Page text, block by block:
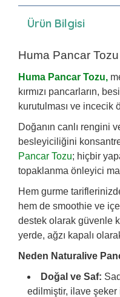
Ürün Bilgisi
Huma Pancar
Huma Pancar Tozu,
kırmızı pancarların,
kurutulması ve incecik
Doğanın canlı rengini
besleyiciliğini
Pancar Tozu; hiçbir
topaklanma önleyici
Hem gurme
hem de smoothie ve
destek olarak güvenle
yerde, ağzı kapalı
Neden Naturalive
Doğal ve Saf:
edilmiştir, ilave şeker